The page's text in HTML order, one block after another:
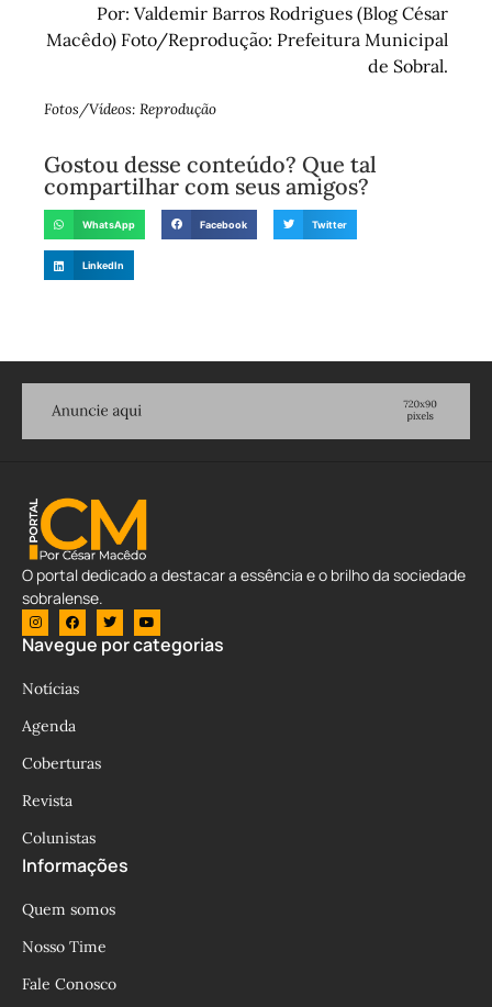
Por: Valdemir Barros Rodrigues (Blog César
Macêdo) Foto/Reprodução: Prefeitura Municipal
de Sobral.
Fotos/Vídeos: Reprodução
Gostou desse conteúdo? Que tal
compartilhar com seus amigos?
WhatsApp Facebook Twitter
LinkedIn
O portal dedicado a destacar a essência e o brilho da sociedade
sobralense.
Navegue por categorias
Notícias
Agenda
Coberturas
Revista
Colunistas
Informações
Quem somos
Nosso Time
Fale Conosco